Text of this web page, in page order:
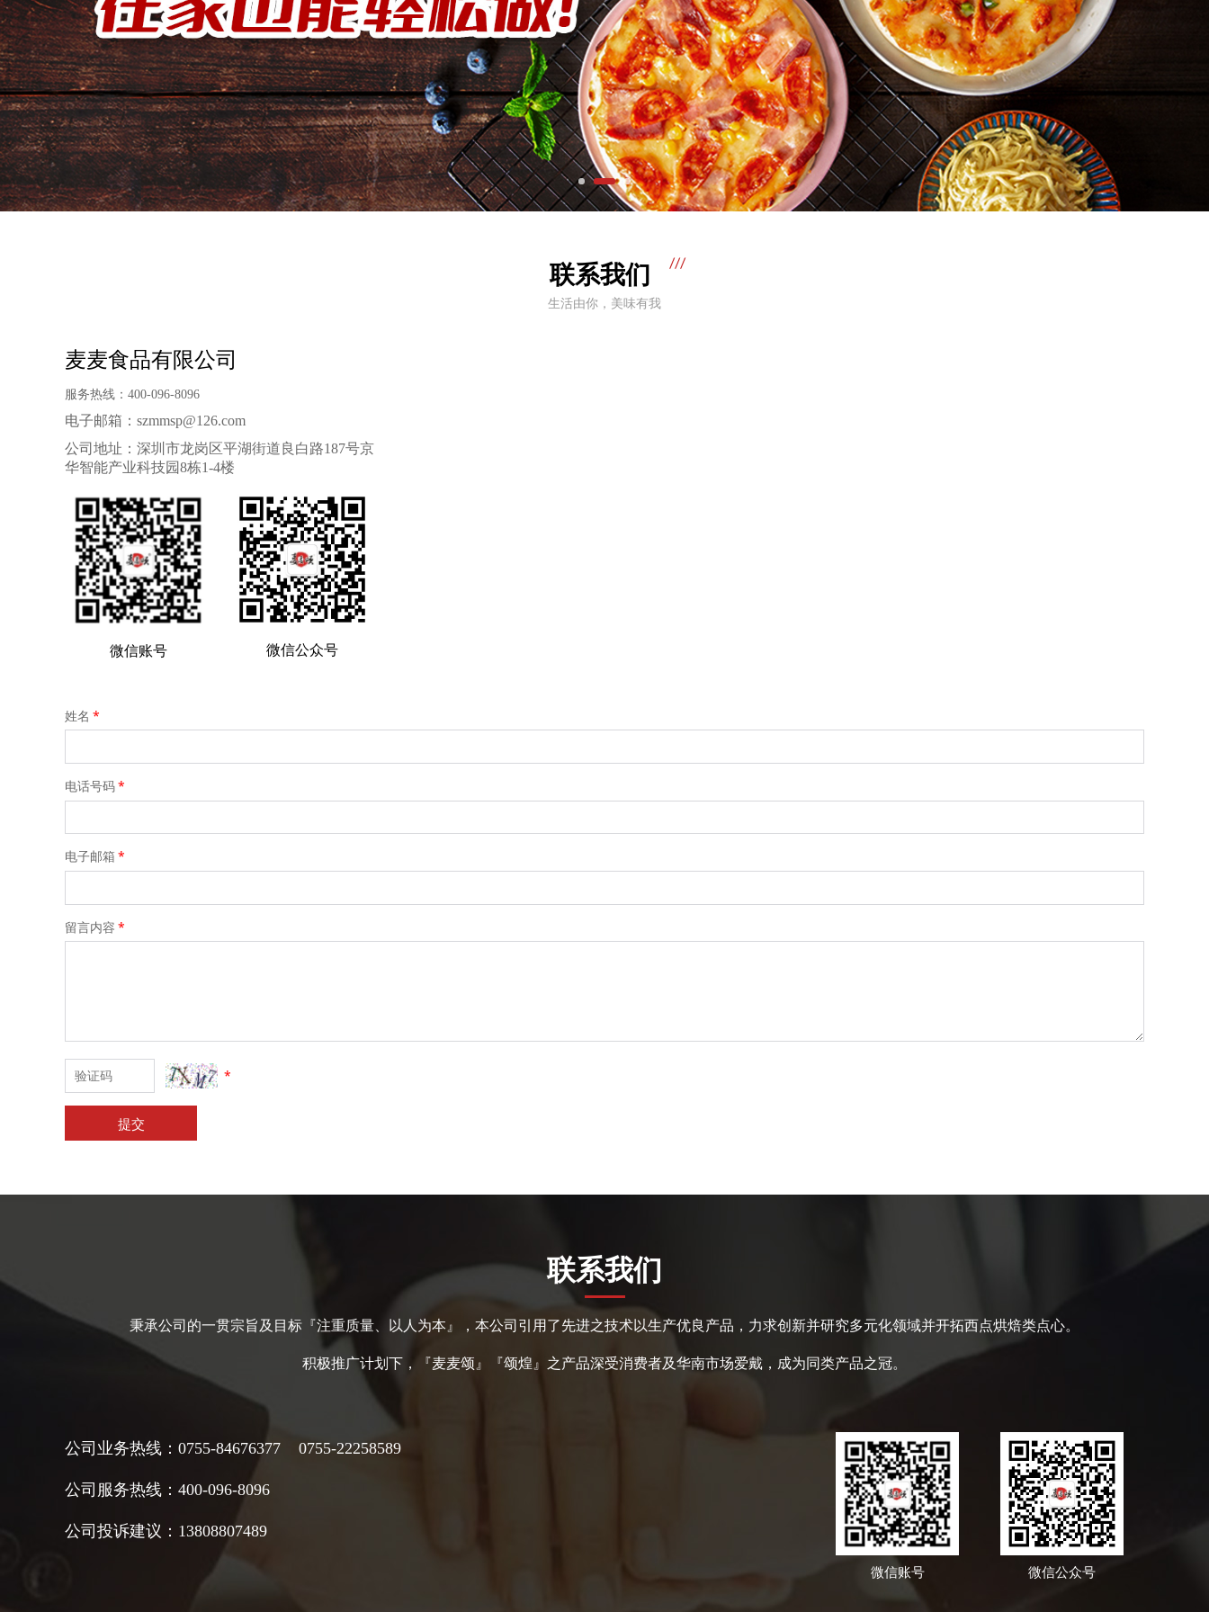
联系我们
生活由你，美味有我
麦麦食品有限公司
服务热线： 400-096-8096
电子邮箱：szmmsp@126.com
公司地址：深圳市龙岗区平湖街道良白路187号京
华智能产业科技园8栋1-4楼
微信账号 微信公众号
姓名 *
电话号码*
电子邮箱 *
留言内容 *
*
提交
联系我们
秉承公司的一贯宗旨及目标『注重质量、以人为本』，本公司引用了先进之技术以生产优良产品，力求创新并研究多元化领域并开拓西点烘焙类点心。
积极推广计划下，『麦麦颂』『颂煌』之产品深受消费者及华南市场爱戴，成为同类产品之冠。
公司 业务热线：0755-84676377 0755-22258589
公司服务热线：400-096-8096
公司 投诉建议：13808807489
微信账号 微信公众号